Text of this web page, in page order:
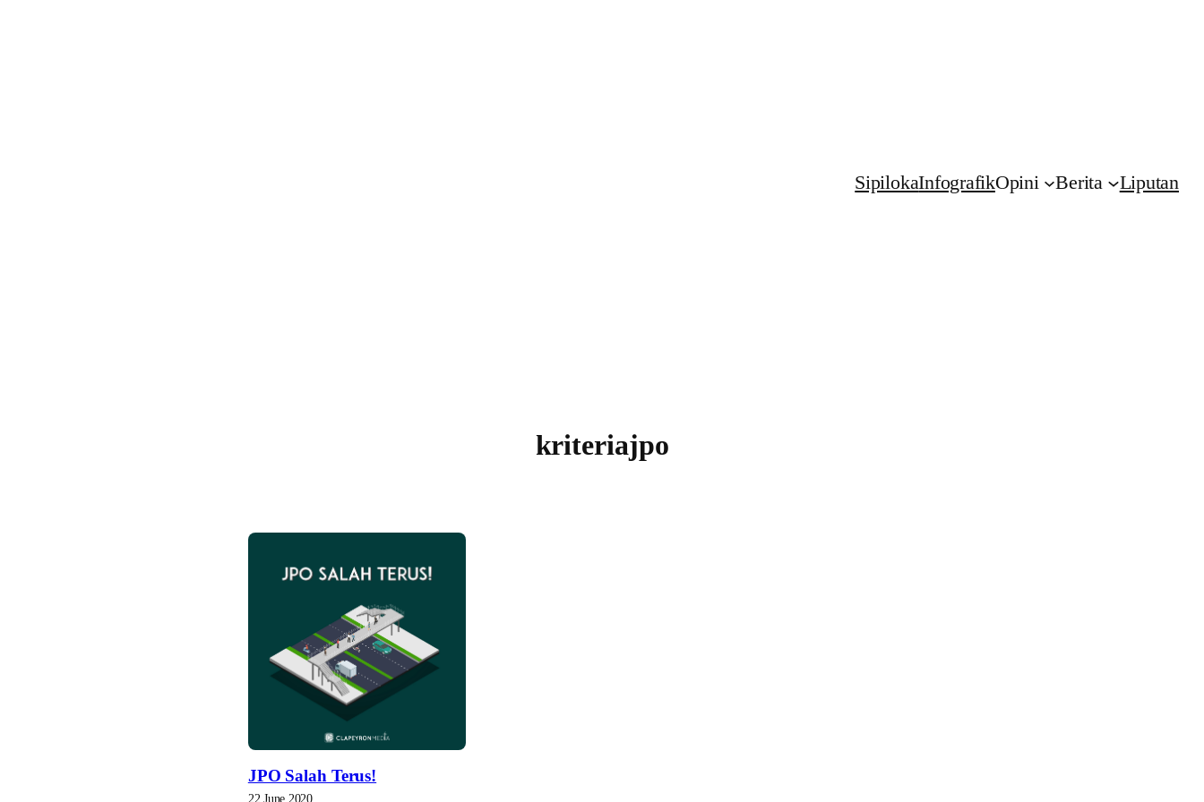
SipilokaInfografikOpini Berita Liputan
kriteriajpo
JPO Salah Terus!
22 June 2020